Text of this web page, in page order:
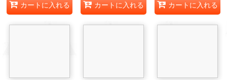
カートに入れる カートに入れる カートに入れる